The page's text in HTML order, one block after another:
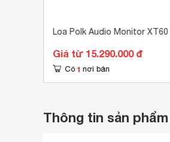
Loa Polk Audio Monitor XT60
Giá từ 15.290.000 đ
Có 1 nơi bán
Thông tin sản phẩm